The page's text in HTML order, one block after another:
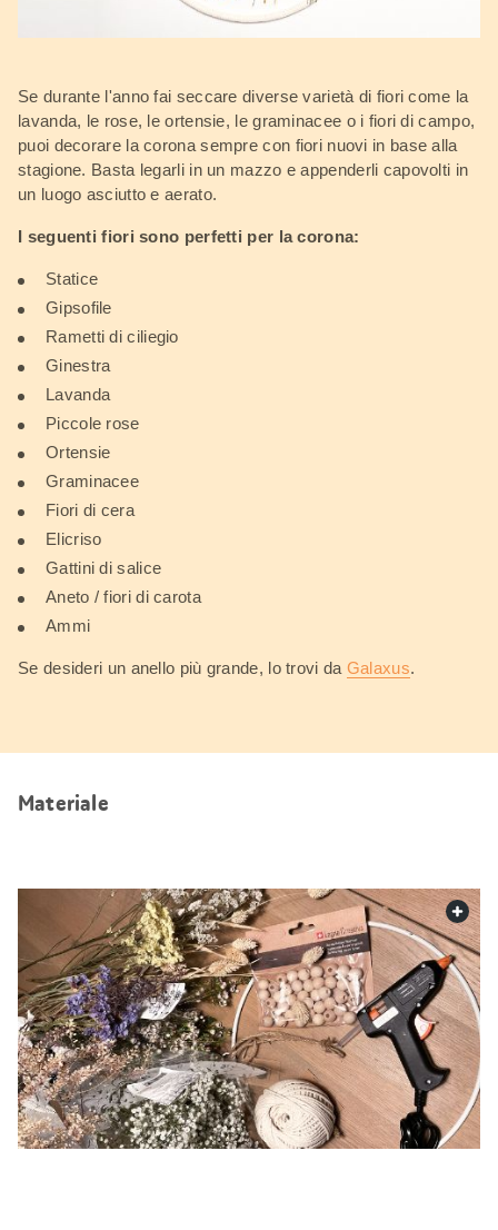
Se durante l'anno fai seccare diverse varietà di fiori come la
lavanda, le rose, le ortensie, le graminacee o i fiori di campo,
puoi decorare la corona sempre con fiori nuovi in base alla
stagione. Basta legarli in un mazzo e appenderli capovolti in
un luogo asciutto e aerato.
I seguenti fiori sono perfetti per la corona:
Statice
Gipsofile
Rametti di ciliegio
Ginestra
Lavanda
Piccole rose
Ortensie
Graminacee
Fiori di cera
Elicriso
Gattini di salice
Aneto / fiori di carota
Ammi
Se desideri un anello più grande, lo trovi da Galaxus.
Materiale